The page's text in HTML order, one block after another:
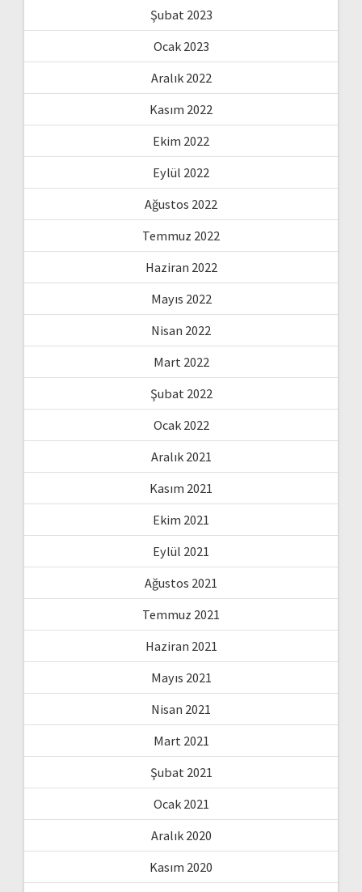
Şubat 2023
Ocak 2023
Aralık 2022
Kasım 2022
Ekim 2022
Eylül 2022
Ağustos 2022
Temmuz 2022
Haziran 2022
Mayıs 2022
Nisan 2022
Mart 2022
Şubat 2022
Ocak 2022
Aralık 2021
Kasım 2021
Ekim 2021
Eylül 2021
Ağustos 2021
Temmuz 2021
Haziran 2021
Mayıs 2021
Nisan 2021
Mart 2021
Şubat 2021
Ocak 2021
Aralık 2020
Kasım 2020